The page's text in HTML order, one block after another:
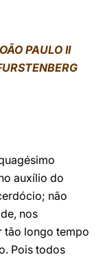
العربيّة
中文
PAULO II
auxílio do
não
nos
tão longo tempo
Pois todos